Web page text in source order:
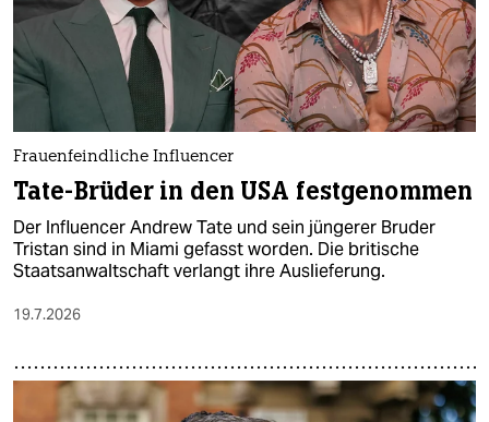
Frauenfeindliche Influencer
Tate-Brüder in den USA festgenommen
Der Influencer Andrew Tate und sein jüngerer Bruder
Tristan sind in Miami gefasst worden. Die britische
Staatsanwaltschaft verlangt ihre Auslieferung.
19.7.2026